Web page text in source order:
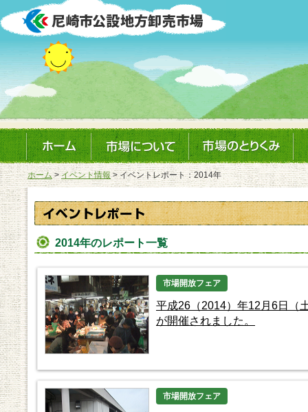
ホーム> イベント情報> イベントレポート：2014年
2014年のレポート一覧
市場開放フェア
平成26（2014）年12月6日
が開催されました。
市場開放フェア